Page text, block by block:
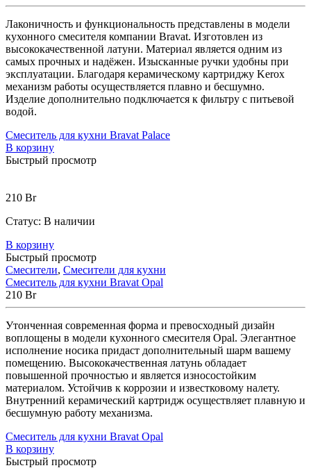
Лаконичность и функциональность представлены в модели
кухонного смесителя компании Bravat. Изготовлен из
высококачественной латуни. Материал является одним из
самых прочных и надёжен. Изысканные ручки удобны при
эксплуатации. Благодаря керамическому картриджу Kerox
механизм работы осуществляется плавно и бесшумно.
Изделие дополнительно подключается к фильтру с питьевой
водой.
Смеситель для кухни Bravat Palace
В корзину
Быстрый просмотр
210 Br
Статус: В наличии
В корзину
Быстрый просмотр
Смесители, Смесители для кухни
Смеситель для кухни Bravat Opal
210 Br
Утонченная современная форма и превосходный дизайн
воплощены в модели кухонного смесителя Opal. Элегантное
исполнение носика придаст дополнительный шарм вашему
помещению. Высококачественная латунь обладает
повышенной прочностью и является износостойким
материалом. Устойчив к коррозии и известковому налету.
Внутренний керамический картридж осуществляет плавную и
бесшумную работу механизма.
Смеситель для кухни Bravat Opal
В корзину
Быстрый просмотр